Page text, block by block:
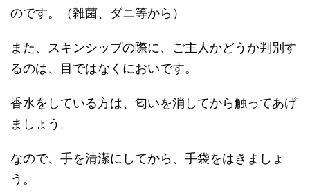
のです。（雑菌、ダニ等から）
また、スキンシップの際に、ご主人かどうか判別す
るのは、目ではなくにおいです。
香水をしている方は、匂いを消してから触ってあげ
ましょう。
なので、手を清潔にしてから、手袋をはきましょ
う。